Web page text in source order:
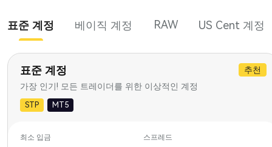
표준 계정 베이직 계정 RAW US Cent 계정
표준 계정
추천
가장 인기! 모든 트레이더를 위한 이상적인 계정
STP MT5
최소 입금 스프레드